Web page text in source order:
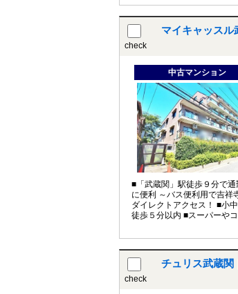
check
マイキャッスル
中古マンション
■「武蔵関」駅徒歩９分で通
に便利 ～バス便利用で吉祥
ダイレクトアクセス！ ■小
徒歩５分以内 ■スーパーや
check
チュリス武蔵関